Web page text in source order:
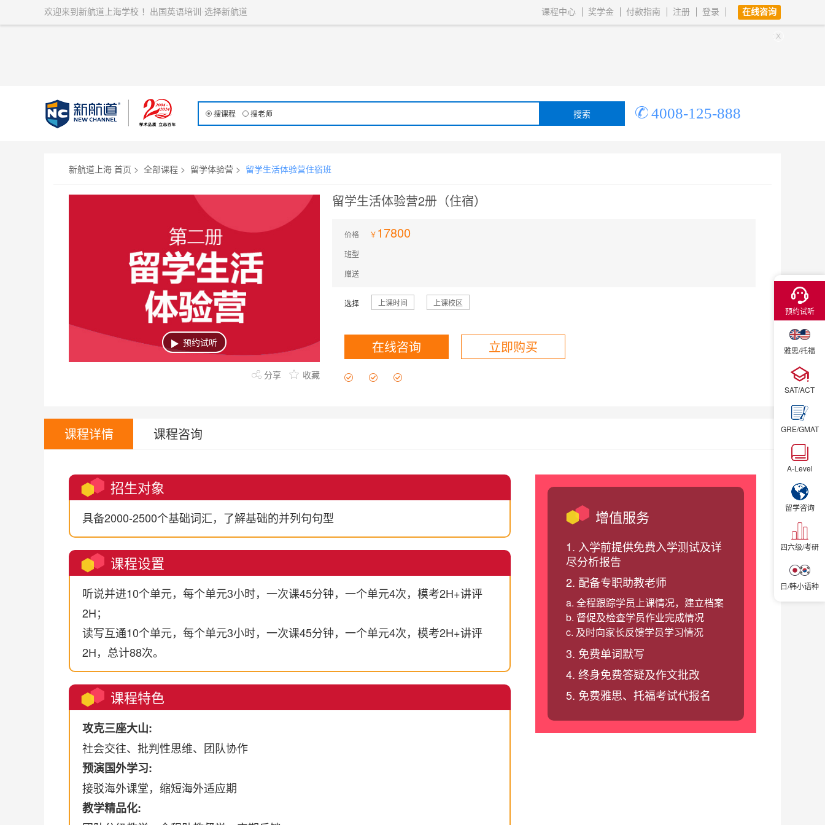
欢迎来到新航道上海学校 ！出国英语培训·选择新航道 课程中心 奖学金 付款指南 注册 登录 在线咨询
搜课程 搜老师 搜索 4008-125-888
新航道上海 首页 > 全部课程 > 留学体验营 > 留学生活体验营住宿班
预约试听
分享 收藏
留学生活体验营2册（住宿）
价格 17800
班型
赠送
选择 上课时间 上课校区
在线咨询 立即购买
课程详情 课程咨询
招生对象
具备2000-2500个基础词汇，了解基础的并列句句型
课程设置
听说并进10个单元，每个单元3小时，一次课45分钟，一个单元4次，模考2H+讲评
2H；
读写互通10个单元，每个单元3小时，一次课45分钟，一个单元4次，模考2H+讲评
2H，总计88次。
课程特色
攻克三座大山:
社会交往、批判性思维、团队协作
预演国外学习:
接驳海外课堂，缩短海外适应期
教学精品化:
增值服务
1. 入学前提供免费入学测试及详
尽分析报告
2. 配备专职助教老师
a. 全程跟踪学员上课情况，建立档案
b. 督促及检查学员作业完成情况
c. 及时向家长反馈学员学习情况
3. 免费单词默写
4. 终身免费答疑及作文批改
5. 免费雅思、托福考试代报名
上课时间
上课地区
徐家汇校区 人民广场校区 中山公园校区 杨浦校区 松江校区
忘记密码?
请勿将帐号信息提供给他人/机构
预约试听
雅思/托福
SAT/ACT
GRE/GMAT
A-Level
留学咨询
四六级/考研
日/韩小语种
×
立即预